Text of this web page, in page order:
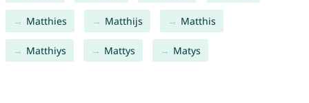
Matthies Matthijs Matthis
Matthiys Mattys Matys